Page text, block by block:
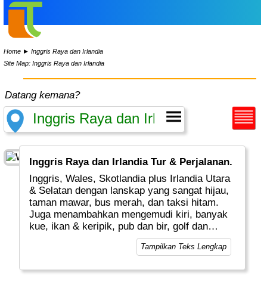
Home ►Inggris Raya dan Irlandia
Site Map: Inggris Raya dan Irlandia
Datang kemana?
Inggris Raya dan Irlandia Tur & Perjalanan.
Inggris, Wales, Skotlandia plus Irlandia Utara
& Selatan dengan lanskap yang sangat hijau,
taman mawar, bus merah, dan taksi hitam.
Juga menambahkan mengemudi kiri, banyak
kue, ikan & keripik, pub dan bir, golf dan
sepak bola dan Anda baik di jalan untuk
liburan yang sangat Inggris/Irlandia.
Tampilkan Teks Lengkap